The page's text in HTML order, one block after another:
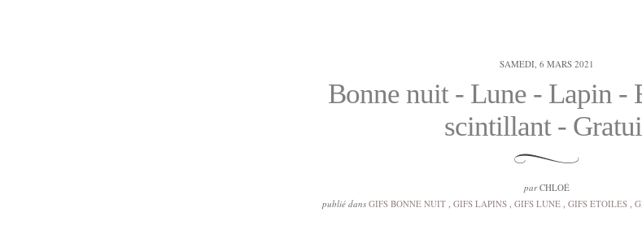
SAMEDI, 6 MARS 2021
Bonne nuit - Lune - Lapin -
scintillant -
parCHLOÉ
publié dans GIFS BONNE NUIT, GIFS LAPINS, GIFS LUNE, GIFS ETOILES,